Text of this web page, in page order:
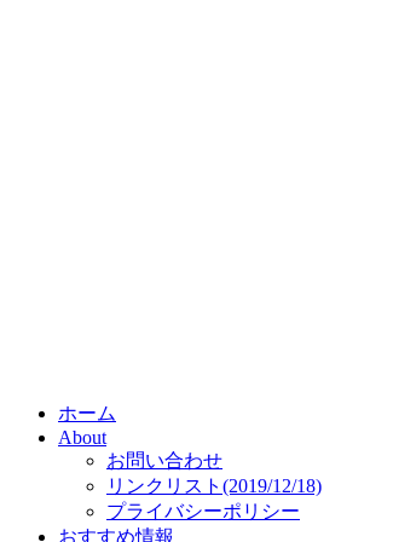
ホーム
About
お問い合わせ
リンクリスト(2019/12/18)
プライバシーポリシー
おすすめ情報